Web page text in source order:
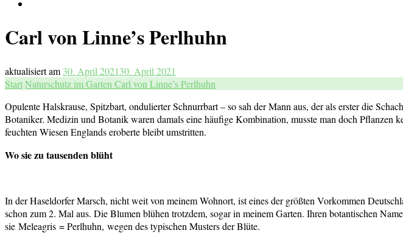
Carl von Linne’s Perlhuhn
aktualisiert am 30. April 202130. April 2021
StartNaturschutz im Garten Carl von Linne’s Perlhuhn
Opulente Halskrause, Spitzbart, ondulierter Schnurrbart – so sah der Mann aus, der als erster die
Botaniker. Medizin und Botanik waren damals eine häufige Kombination, musste man doch Pflanzen
feuchten Wiesen Englands eroberte bleibt umstritten.
Wo sie zu tausenden blüht
In der Haseldorfer Marsch, nicht weit von meinem Wohnort, ist eines der größten Vorkommen
schon zum 2. Mal aus. Die Blumen blühen trotzdem, sogar in meinem Garten. Ihren botantischen
sie Meleagris = Perlhuhn, wegen des typischen Musters der Blüte.